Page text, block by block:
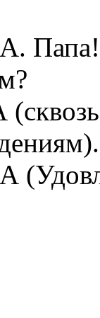
Папа!